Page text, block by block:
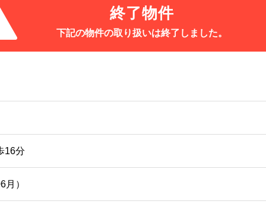
終了物件
下記の物件の取り扱いは終了しました。
16分
）